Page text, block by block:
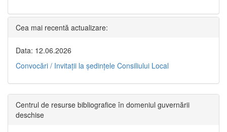
Cea mai recentă actualizare:
Data: 12.06.2026
Convocări / Invitaţii la şedinţele Consiliului Local
Centrul de resurse bibliografice în domeniul guvernării
deschise